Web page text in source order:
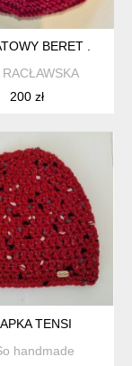
BERET .
RACŁAWSKA
200 zł
MIĘKKA, NIE
TENSI
handmade